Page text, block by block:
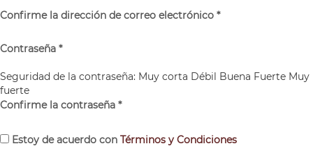
Confirme la dirección de correo electrónico *
Contraseña *
Seguridad de la contraseña: Muy corta Débil Buena Fuerte Muy
fuerte
Confirme la contraseña *
Estoy de acuerdo con Términos y Condiciones